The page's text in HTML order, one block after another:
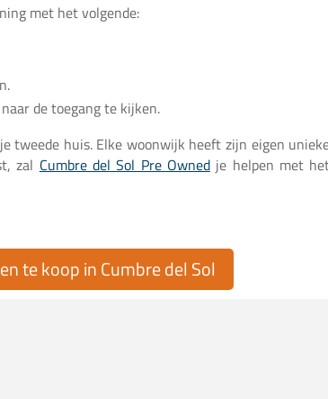
met het volgende:
de toegang te kijken.
tweede huis. Elke woonwijk heeft zijn eigen
zal Cumbre del Sol Pre Ownedje helpen met
te koop in Cumbre del Sol